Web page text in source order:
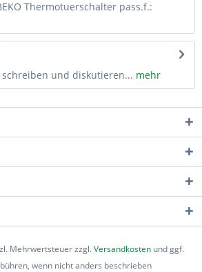
Thermotuerschalter pass.f.:
und diskutieren... mehr
Mehrwertsteuer zzgl.Versandkosten und ggf.
wenn nicht anders beschrieben